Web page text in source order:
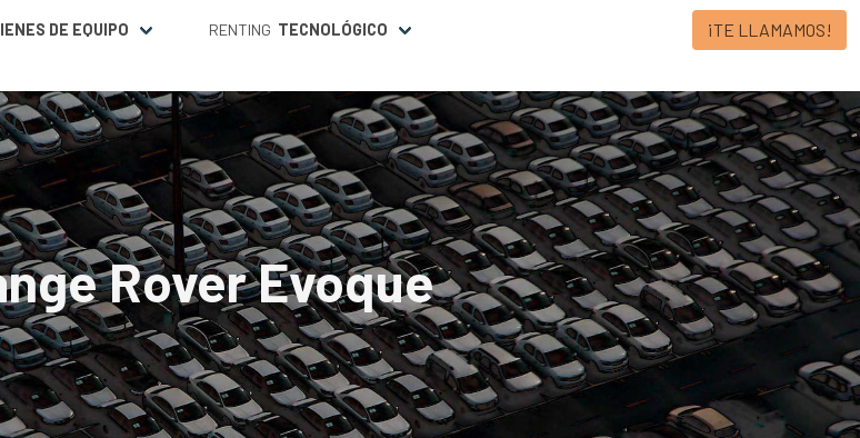
DE EQUIPO RENTING TECNOLÓGICO ¡TE LLAMAMOS!
Rover Evoque